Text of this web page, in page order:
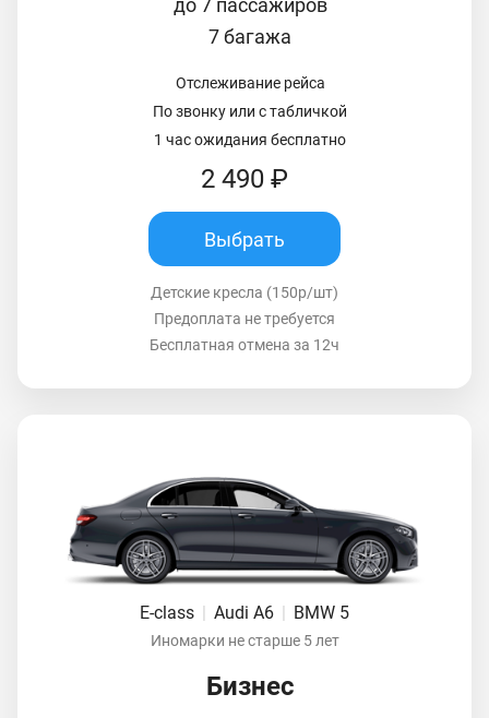
до 7 пассажиров
7 багажа
Отслеживание рейса
По звонку или с табличкой
1 час ожидания бесплатно
2 490 ₽
Выбрать
Детские кресла (150р/шт)
Предоплата не требуется
Бесплатная отмена за 12ч
E-class | Audi A6 | BMW 5
Иномарки не старше 5 лет
Бизнес